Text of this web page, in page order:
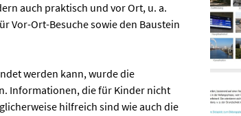
auch praktisch und vor Ort, u. a.
Vor-Ort-Besuche sowie den Baustein
werden kann, wurde die
Informationen, die für Kinder nicht
hilfreich sind wie auch die